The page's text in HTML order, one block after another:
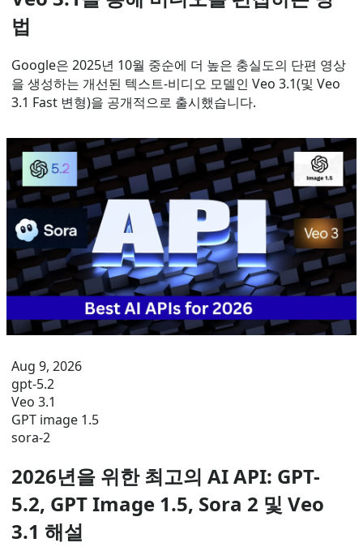
법
Google은 2025년 10월 중순에 더 높은 충실도의 단편 영상
을 생성하는 개선된 텍스트-비디오 모델인 Veo 3.1(및 Veo
3.1 Fast 변형)을 공개적으로 출시했습니다.
Aug 9, 2026
gpt-5.2
Veo 3.1
GPT image 1.5
sora-2
2026년을 위한 최고의 AI API: GPT-
5.2, GPT Image 1.5, Sora 2 및 Veo
3.1 해설